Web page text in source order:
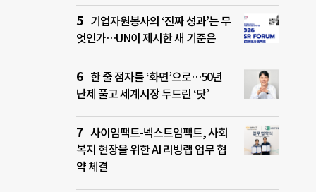
기업자원봉사의 ‘진짜 성과’는 무
엇인가…UN이 제시한 새 기준은
한 줄 점자를 ‘화면’으로…50년
난제 풀고 세계시장 두드린 ‘닷’
사이임팩트-넥스트임팩트, 사회
복지 현장을 위한 AI 리빙랩 업무 협
약 체결